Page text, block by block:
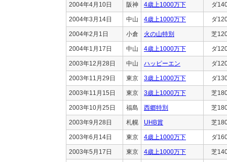
2004年4月10日 阪神 4歳上1000万下 ダ
2004年3月14日 中山 4歳上1000万下 ダ
2004年2月1日 小倉 火の山特別 芝
2004年1月17日 中山 4歳上1000万下 ダ
2003年12月28日 中山 ハッピーエン ダ
2003年11月29日 東京 3歳上1000万下 ダ
2003年11月15日 東京 3歳上1000万下 芝
2003年10月25日 福島 西郷特別 芝
2003年9月28日 札幌 UHB賞 芝
2003年6月14日 東京 4歳上1000万下 ダ
2003年5月17日 東京 4歳上1000万下 芝